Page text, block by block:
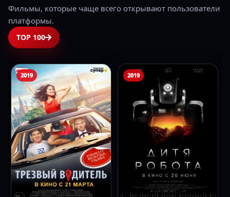
Фильмы, которые чаще всего открывают пользователи
платформы.
TOP 100
2019 2018